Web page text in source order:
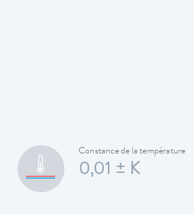
Constance de la température
0,01 ± K